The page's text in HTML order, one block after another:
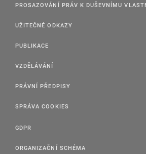
PROSAZOVÁNÍ PRÁV K DUŠEVNÍMU
UŽITEČNÉ ODKAZY
PUBLIKACE
VZDĚLÁVÁNÍ
PRÁVNÍ PŘEDPISY
SPRÁVA COOKIES
GDPR
ORGANIZAČNÍ SCHÉMA